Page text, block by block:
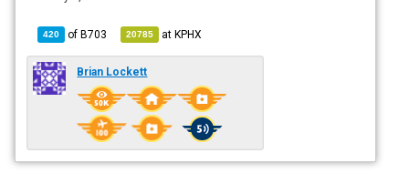
420 ofB703 20785 atKPHX
Brian Lockett